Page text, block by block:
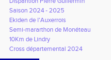
Saison 2024 - 2025
Ekiden de l'Auxerrois
Semi-mararthon de Monéteau
10Km de Lindry
Cross départemental 2024